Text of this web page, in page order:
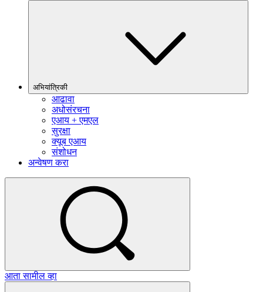
अभियांत्रिकी
आढावा
अधोसंरचना
एआय + एमएल
सुरक्षा
क्यूब एआय
संशोधन
अन्वेषण करा
आता सामील व्हा